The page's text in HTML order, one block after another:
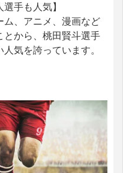
手も人気】
ム、アニメ、漫画など
とから、桃田賢斗選手
気を誇っています。